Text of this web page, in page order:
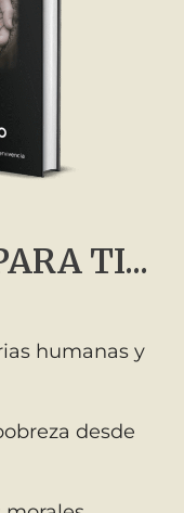
TI...
humanas y
desde